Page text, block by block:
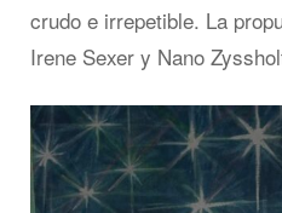
crudo e irrepetible. La
Irene Sexer y Nano